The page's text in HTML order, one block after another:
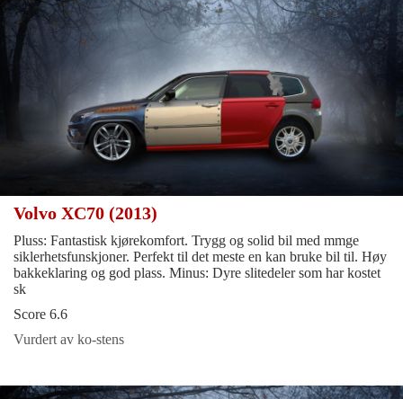
Volvo XC70 (2013)
Pluss: Fantastisk kjørekomfort. Trygg og solid bil med mmge
siklerhetsfunskjoner. Perfekt til det meste en kan bruke bil til. Høy
bakkeklaring og god plass. Minus: Dyre slitedeler som har kostet
sk
Score 6.6
Vurdert av ko-stens